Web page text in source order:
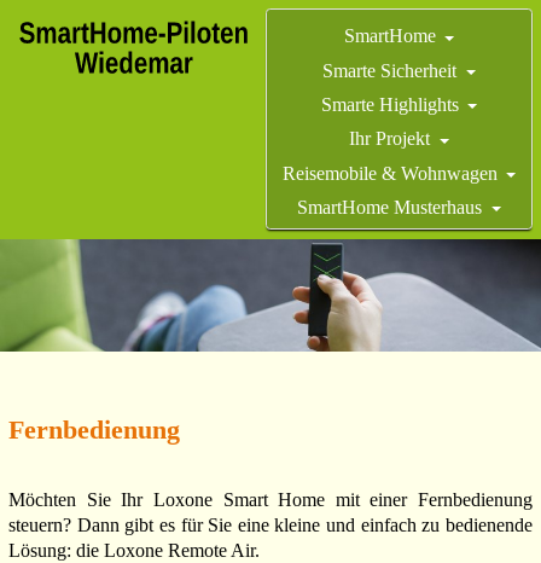
SmartHome
Smarte Sicherheit
Smarte Highlights
Ihr Projekt
Reisemobile & Wohnwagen
SmartHome Musterhaus
Fernbedienung
Möchten Sie Ihr Loxone Smart Home mit einer Fernbedienung
steuern? Dann gibt es für Sie eine kleine und einfach zu bedienende
Lösung: die Loxone Remote Air.